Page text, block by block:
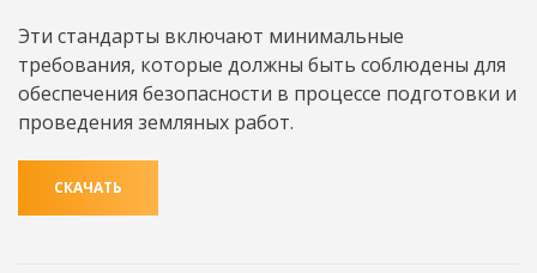
Эти стандарты включают минимальные
требования, которые должны быть соблюдены для
обеспечения безопасности в процессе подготовки и
проведения земляных работ.
СКАЧАТЬ